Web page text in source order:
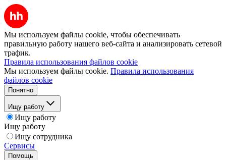
Мы используем файлы cookie, чтобы обеспечивать
правильную работу нашего веб-сайта и анализировать сетевой
трафик.
Правила использования файлов cookie
Мы используем файлы cookie. Правила использования
файлов cookie
Понятно
Ищу работу
Ищу работу
Ищу работу
Ищу сотрудника
Сервисы
Помощь